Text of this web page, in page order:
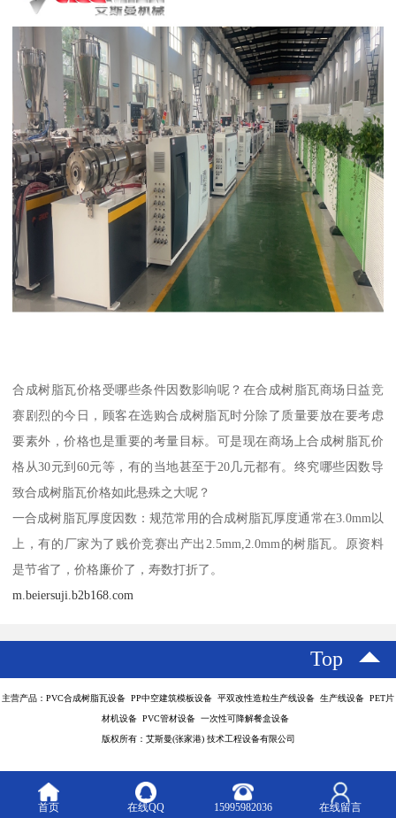
合成树脂瓦价格受哪些条件因数影响呢？在合成树脂瓦商场日益竞
赛剧烈的今日，顾客在选购合成树脂瓦时分除了质量要放在要考虑
要素外，价格也是重要的考量目标。可是现在商场上合成树脂瓦价
格从30元到60元等，有的当地甚至于20几元都有。终究哪些因数导
致合成树脂瓦价格如此悬殊之大呢？
一合成树脂瓦厚度因数：规范常用的合成树脂瓦厚度通常在3.0mm以
上，有的厂家为了贱价竞赛出产出2.5mm,2.0mm的树脂瓦。原资料
是节省了，价格廉价了，寿数打折了。
m.beiersuji.b2b168.com
Top
主营产品：PVC合成树脂瓦设备 PP中空建筑模板设备 平双改性造粒生产线设备 生产线设备 PET片
材机设备 PVC管材设备 一次性可降解餐盒设备
版权所有：艾斯曼(张家港) 技术工程设备有限公司
首页 在线QQ 15995982036 在线留言